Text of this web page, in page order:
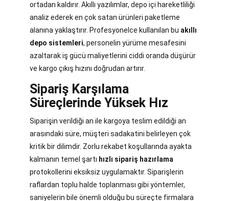
ortadan kaldırır. Akıllı yazılımlar, depo içi hareketliliği
analiz ederek en çok satan ürünleri paketleme
alanına yaklaştırır. Profesyonelce kullanılan bu akıllı
depo sistemleri, personelin yürüme mesafesini
azaltarak iş gücü maliyetlerini ciddi oranda düşürür
ve kargo çıkış hızını doğrudan artırır.
Sipariş Karşılama
Süreçlerinde Yüksek Hız
Siparişin verildiği an ile kargoya teslim edildiği an
arasındaki süre, müşteri sadakatini belirleyen çok
kritik bir dilimdir. Zorlu rekabet koşullarında ayakta
kalmanın temel şartı hızlı sipariş hazırlama
protokollerini eksiksiz uygulamaktır. Siparişlerin
raflardan toplu halde toplanması gibi yöntemler,
saniyelerin bile önemli olduğu bu süreçte firmalara